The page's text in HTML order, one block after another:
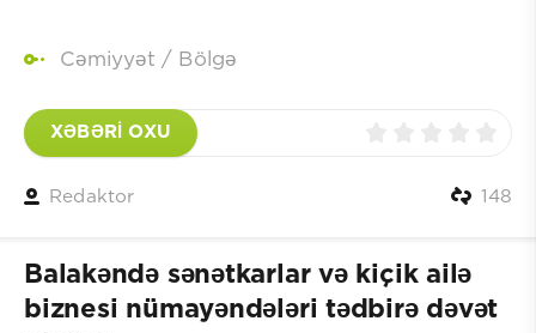
Cəmiyyət / Bölgə
XƏBƏRİ OXU
Redaktor 148
Balakəndə sənətkarlar və kiçik ailə
biznesi nümayəndələri tədbirə dəvət